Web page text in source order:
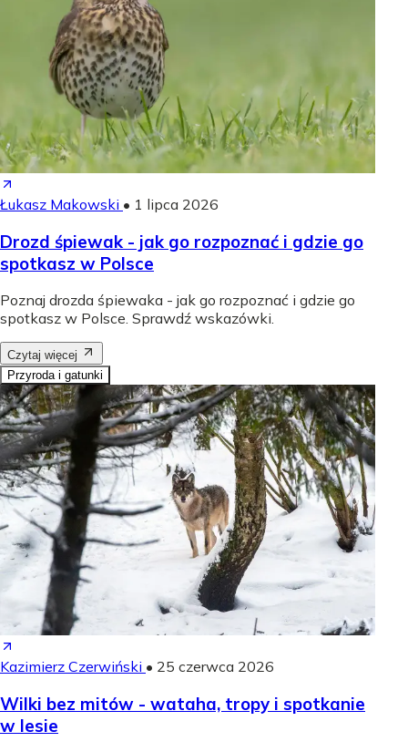
Łukasz Makowski • 1 lipca 2026
Drozd śpiewak - jak go rozpoznać i gdzie go
spotkasz w Polsce
Poznaj drozda śpiewaka - jak go rozpoznać i gdzie go
spotkasz w Polsce. Sprawdź wskazówki.
Czytaj więcej
Przyroda i gatunki
Kazimierz Czerwiński • 25 czerwca 2026
Wilki bez mitów - wataha, tropy i spotkanie
w lesie